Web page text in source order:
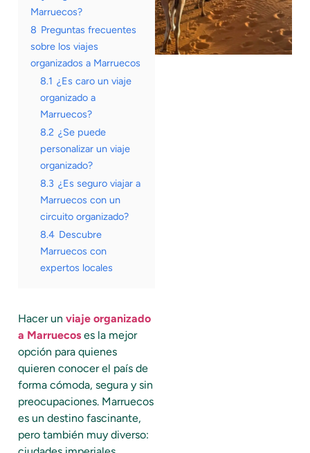
Marruecos?
8 Preguntas frecuentes
sobre los viajes
organizados a Marruecos
8.1 ¿Es caro un viaje
organizado a
Marruecos?
8.2 ¿Se puede
personalizar un viaje
organizado?
8.3 ¿Es seguro viajar a
Marruecos con un
circuito organizado?
8.4 Descubre
Marruecos con
expertos locales
Hacer un viaje organizado
a Marruecos es la mejor
opción para quienes
quieren conocer el país de
forma cómoda, segura y sin
preocupaciones. Marruecos
es un destino fascinante,
pero también muy diverso: